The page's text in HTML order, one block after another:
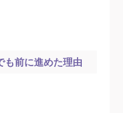
も前に進めた理由